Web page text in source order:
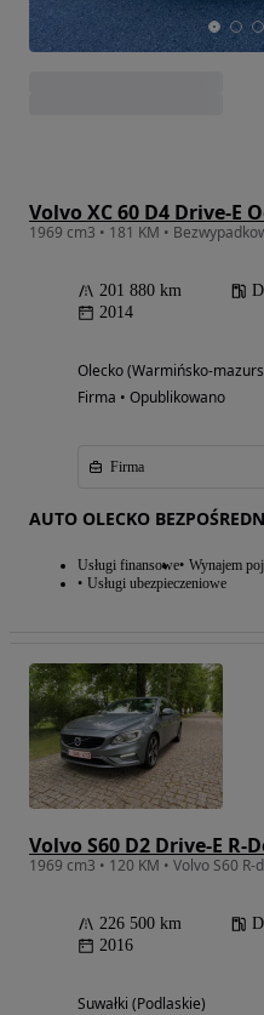
Volvo XC 60 D4 Drive-E
201 880 km
2014
Olecko (Warmińsko-
Firma • Opublikowano
Firma
AUTO OLECKO
Usługi finansowe Wynajem
Usługi ubezpieczeniowe
Volvo S60 D2 Drive-E
1969 cm3 • 120 KM • Volvo S60 R-
226 500 km
2016
Suwałki (Podlaskie)